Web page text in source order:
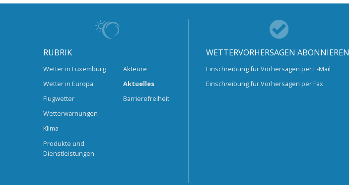
RUBRIK
Wetter in Luxemburg
Wetter in Europa
Flugwetter
Wetterwarnungen
Klima
Produkte und
Dienstleistungen
Akteure
Aktuelles
Barrierefreiheit
WETTERVORHERSAGEN ABONNIEREN
Einschreibung für Vorhersagen per E-Mail
Einschreibung für Vorhersagen per Fax